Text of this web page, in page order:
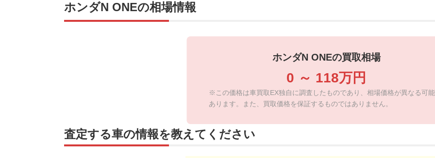
ホンダN ONEの相場情報
ホンダN ONEの買取相場
0 ～ 118万円
※この価格は車買取EX独自に調査したものであり、相場価格が異なる可
あります。また、買取価格を保証するものではありません。
査定する車の情報を教えてください